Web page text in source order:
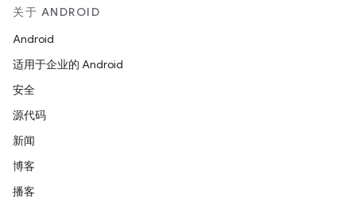
关于 ANDROID
Android
适用于企业的 Android
安全
源代码
新闻
博客
播客